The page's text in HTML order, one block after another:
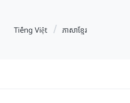
Tiếng Việt ភាសាខ្មែរ